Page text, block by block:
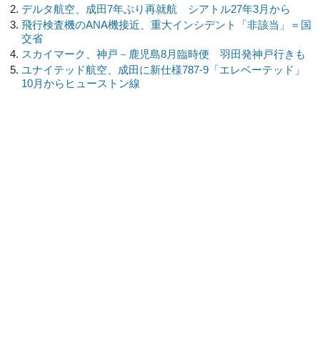
デルタ航空、成田7年ぶり再就航 シアトル27年3月から
飛行検査機のANA機接近、重大インシデント「非該当」＝国
交省
スカイマーク、神戸－鹿児島8月臨時便 羽田発神戸行きも
ユナイテッド航空、成田に新仕様787-9「エレベーテッド」
10月からヒューストン線